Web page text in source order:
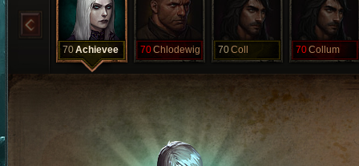
70Achievee 70Chlodewig 70Coll 70Collum